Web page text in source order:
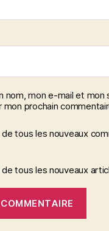
nom, mon e-mail et mon
mon prochain
tous les nouveaux
tous les nouveaux